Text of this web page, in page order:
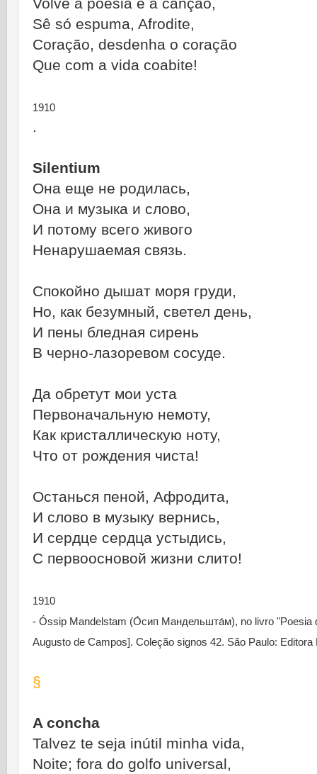
Volve à poesia e a canção,
Sê só espuma, Afrodite,
Coração, desdenha o coração
Que com a vida coabite!
1910
.
Silentium
Она еще не родилась,
Она и музыка и слово,
И потому всего живого
Ненарушаемая связь.
Спокойно дышат моря груди,
Но, как безумный, светел день,
И пены бледная сирень
В черно-лазоревом сосуде.
Да обретут мои уста
Первоначальную немоту,
Как кристаллическую ноту,
Что от рождения чиста!
Останься пеной, Афродита,
И слово в музыку вернись,
И сердце сердца устыдись,
С первоосновой жизни слито!
1910
- Óssip Mandelstam (О́сип Мандельшта́м), no livro "Poesia
Augusto de Campos]. Coleção signos 42. São Paulo: Editora
§
A concha
Talvez te seja inútil minha vida,
Noite; fora do golfo universal,